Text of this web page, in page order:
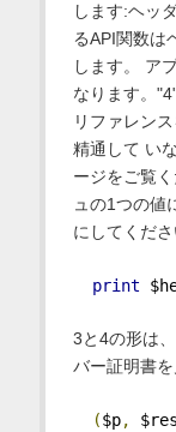
します:ヘッ
るAPI関数は
します。 ア
なります。
リファレン
精通して い
ージをご覧
ュの1つの値
にしてくだ
print
3と4の形は
バー証明書
($p,